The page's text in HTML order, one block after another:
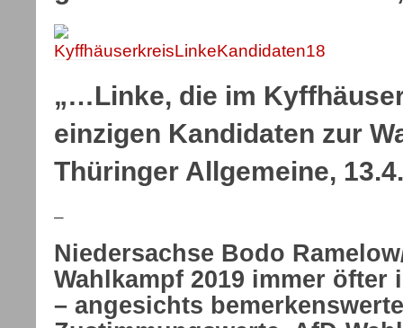
„…Linke, die im
einzigen Kandidaten zur
Thüringer Allgemeine,
–
Niedersachse Bodo
Wahlkampf 2019 immer öfter
– angesichts